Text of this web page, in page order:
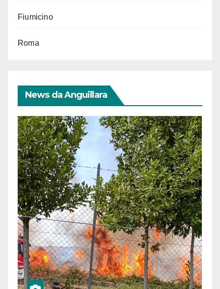
Fiumicino
Roma
News da Anguillara